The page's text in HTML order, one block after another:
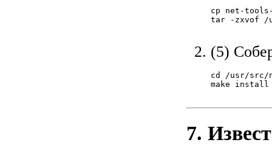
cp net-
tar -zxvof /
(5)
cd /usr/src/
make install
7.